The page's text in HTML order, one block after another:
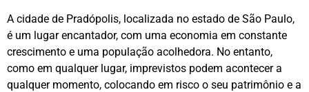
A cidade de Pradópolis, localizada no estado de São Paulo,
é um lugar encantador, com uma economia em constante
crescimento e uma população acolhedora. No entanto,
como em qualquer lugar, imprevistos podem acontecer a
qualquer momento, colocando em risco o seu patrimônio e a